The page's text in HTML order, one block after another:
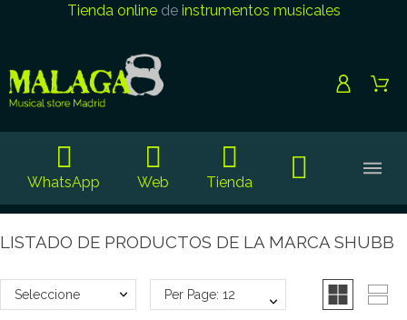
Tienda onlinede instrumentos musicales
WhatsApp Web Tienda
LISTADO DE PRODUCTOS DE LA MARCA SHUBB
Seleccione Per Page: 12